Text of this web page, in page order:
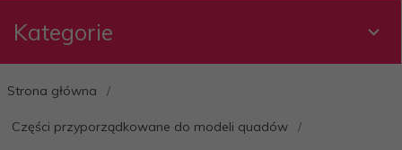
Kategorie
Strona główna
Części przyporządkowane do modeli quadów